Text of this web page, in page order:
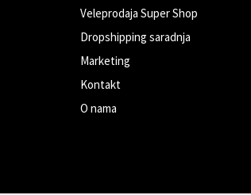
Veleprodaja Super Shop
Dropshipping saradnja
Marketing
Kontakt
O nama